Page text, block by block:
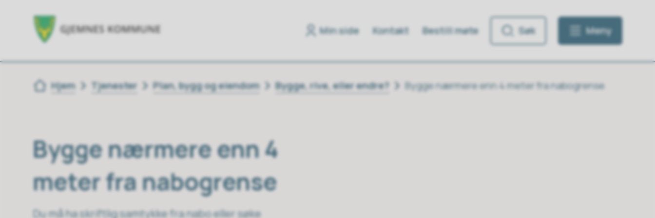
Min side Kontakt Bestill møte Søk Meny
Du er her:
Hjem Tjenester Plan, bygg og eiendom Bygge, rive, eller endre? Bygge nærmere enn 4 meter fra nabogrense
Bygge nærmere enn 4
meter fra nabogrense
Du må ha skriftlig samtykke fra nabo eller søke